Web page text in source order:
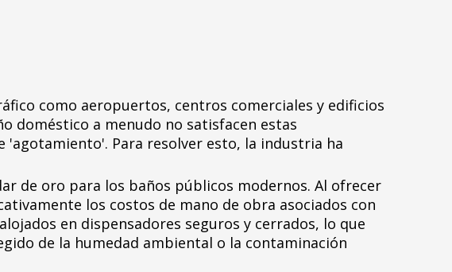
como aeropuertos, centros comerciales y edificios
doméstico a menudo no satisfacen estas
'agotamiento'. Para resolver esto, la industria ha
de oro para los baños públicos modernos. Al ofrecer
los costos de mano de obra asociados con
en dispensadores seguros y cerrados, lo que
de la humedad ambiental o la contaminación